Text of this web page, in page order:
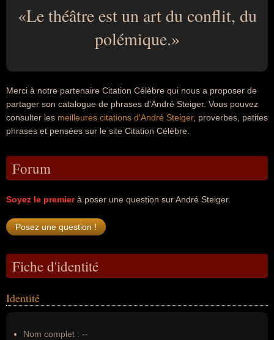
Le théâtre est un art du conflit, du
polémique.
Merci à notre partenaire Citation Célèbre qui nous a proposer de
partager son catalogue de phrases d'André Steiger. Vous pouvez
consulter les meilleures citations d'André Steiger, proverbes, petites
phrases et pensées sur le site Citation Célèbre.
Forum
Soyez le premierà poser une question sur André Steiger.
Fiche d'identité
Identité
Nom complet : --